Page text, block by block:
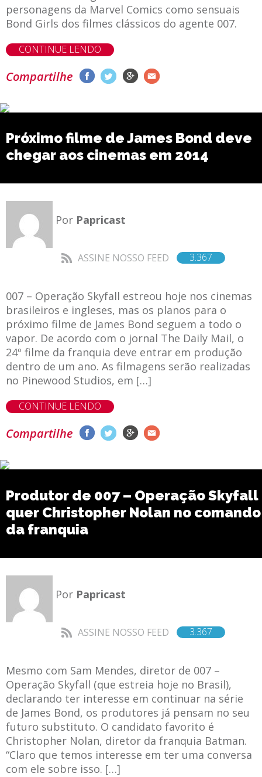
personagens da Marvel Comics como sensuais
Bond Girls dos filmes clássicos do agente 007.
CONTINUE LENDO
Compartilhe
Próximo filme de James Bond deve
chegar aos cinemas em 2014
Por Papricast
ASSINE NOSSO FEED 3.367
007 – Operação Skyfall estreou hoje nos cinemas
brasileiros e ingleses, mas os planos para o
próximo filme de James Bond seguem a todo o
vapor. De acordo com o jornal The Daily Mail, o
24º filme da franquia deve entrar em produção
dentro de um ano. As filmagens serão realizadas
no Pinewood Studios, em […]
CONTINUE LENDO
Compartilhe
Produtor de 007 – Operação Skyfall
quer Christopher Nolan no comando
da franquia
Por Papricast
ASSINE NOSSO FEED 3.367
Mesmo com Sam Mendes, diretor de 007 –
Operação Skyfall (que estreia hoje no Brasil),
declarando ter interesse em continuar na série
de James Bond, os produtores já pensam no seu
futuro substituto. O candidato favorito é
Christopher Nolan, diretor da franquia Batman.
“Claro que temos interesse em ter uma conversa
com ele sobre isso. […]